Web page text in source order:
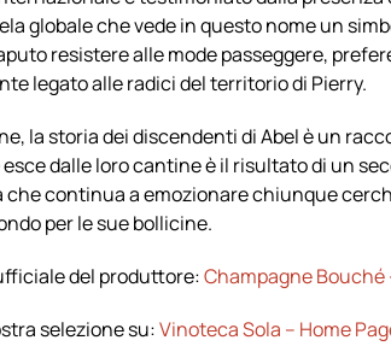
globale che vede in questo nome un
resistere alle mode passeggere,
legato alle radici del territorio di Pierry.
la storia dei discendenti di Abel è un
dalle loro cantine è il risultato di un
che continua a emozionare chiunque
per le sue bollicine.
del produttore:Champagne
selezione su:Vinoteca Sola – Home